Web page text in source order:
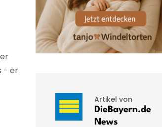
- er
Artikel von
DieBayern.de
News